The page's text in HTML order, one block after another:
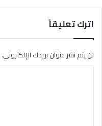
اترك تعليقاً
لن يتم نشر عنوان بريدك الإلكتروني.